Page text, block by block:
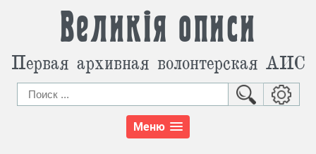
Великія описи
Первая архивная волонтерская АИС
Меню